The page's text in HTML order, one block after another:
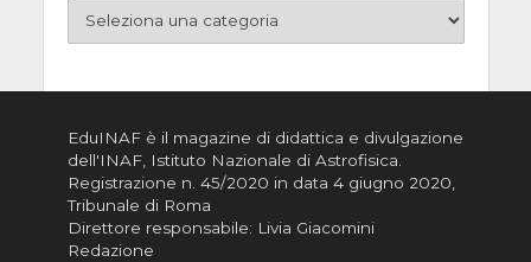
EduINAF è il magazine di didattica e divulgazione
dell'INAF, Istituto Nazionale di Astrofisica
Registrazione n. 45/2020 in data 4 giugno 2020,
Tribunale di Roma
Direttore responsabile: Livia Giacomini
Redazione